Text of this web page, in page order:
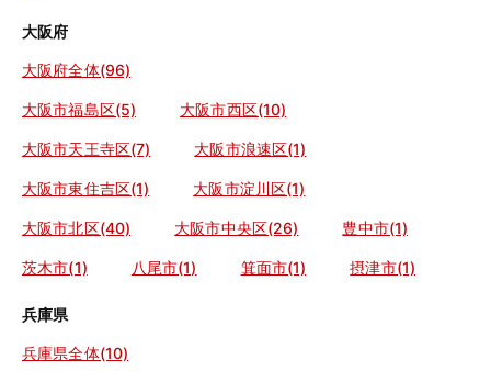
大阪府
大阪府全体(96)
大阪市福島区(5) 大阪市西区(10)
大阪市天王寺区(7) 大阪市浪速区(1)
大阪市東住吉区(1) 大阪市淀川区(1)
大阪市北区(40) 大阪市中央区(26) 豊中市(1)
茨木市(1) 八尾市(1) 箕面市(1) 摂津市(1)
兵庫県
兵庫県全体(10)